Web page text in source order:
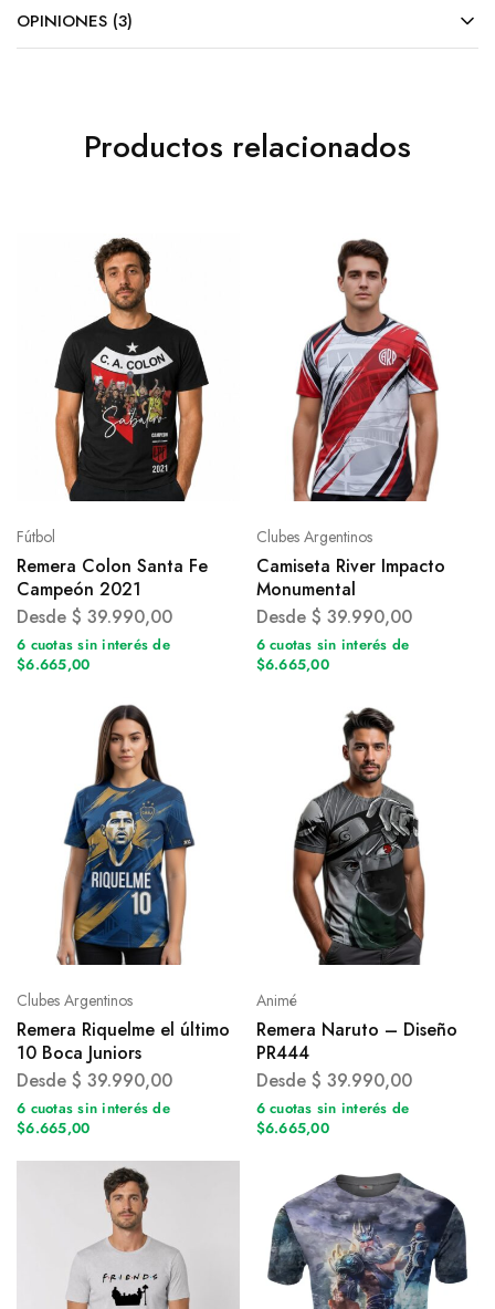
OPINIONES (3)
Productos relacionados
Fútbol
Remera Colon Santa Fe
Campeón 2021
Desde $ 39.990,00
6 cuotas sin interés de
$6.665,00
Clubes Argentinos
Camiseta River Impacto
Monumental
Desde $ 39.990,00
6 cuotas sin interés de
$6.665,00
Clubes Argentinos
Remera Riquelme el último
10 Boca Juniors
Desde $ 39.990,00
6 cuotas sin interés de
$6.665,00
Animé
Remera Naruto – Diseño
PR444
Desde $ 39.990,00
6 cuotas sin interés de
$6.665,00